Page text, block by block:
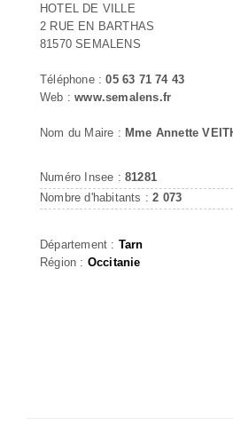
HOTEL DE VILLE
2 RUE EN BARTHAS
81570 SEMALENS
Téléphone :05 63 71 74 43
Web :www.semalens.fr
Nom du Maire : Mme Annette
Numéro Insee : 81281
Nombre d'habitants :2 073
Département : Tarn
Région : Occitanie